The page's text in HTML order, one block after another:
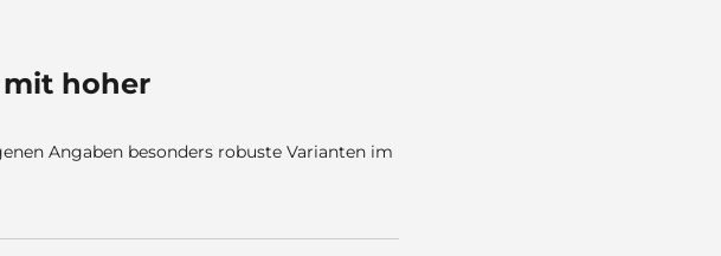
mit hoher
Angaben besonders robuste Varianten im